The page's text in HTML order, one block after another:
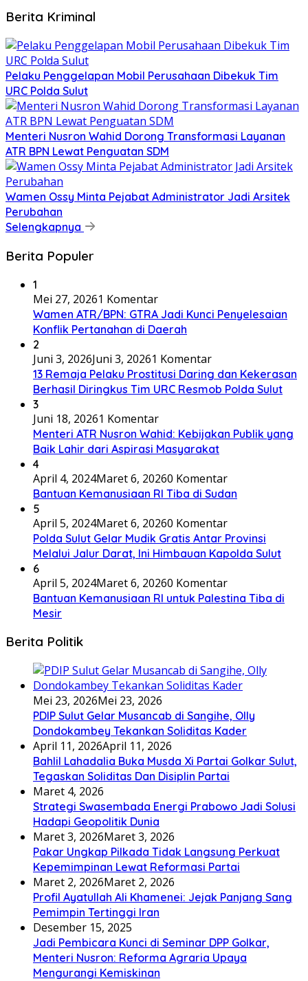
Berita Kriminal
​Pelaku Penggelapan Mobil Perusahaan Dibekuk Tim
URC Polda Sulut
​Menteri Nusron Wahid Dorong Transformasi Layanan
ATR BPN Lewat Penguatan SDM
Wamen Ossy Minta Pejabat Administrator Jadi Arsitek
Perubahan
Selengkapnya
Berita Populer
1
Mei 27, 20261 Komentar
Wamen ATR/BPN: GTRA Jadi Kunci Penyelesaian
Konflik Pertanahan di Daerah
2
Juni 3, 2026Juni 3, 20261 Komentar
13 Remaja Pelaku Prostitusi Daring dan Kekerasan
Berhasil Diringkus Tim URC Resmob Polda Sulut
3
Juni 18, 20261 Komentar
Menteri ATR Nusron Wahid: Kebijakan Publik yang
Baik Lahir dari Aspirasi Masyarakat
4
April 4, 2024Maret 6, 20260 Komentar
Bantuan Kemanusiaan RI Tiba di Sudan
5
April 5, 2024Maret 6, 20260 Komentar
Polda Sulut Gelar Mudik Gratis Antar Provinsi
Melalui Jalur Darat, Ini Himbauan Kapolda Sulut
6
April 5, 2024Maret 6, 20260 Komentar
Bantuan Kemanusiaan RI untuk Palestina Tiba di
Mesir
Berita Politik
Mei 23, 2026Mei 23, 2026
PDIP Sulut Gelar Musancab di Sangihe, Olly
Dondokambey Tekankan Soliditas Kader
April 11, 2026April 11, 2026
Bahlil Lahadalia Buka Musda Xi Partai Golkar Sulut,
Tegaskan Soliditas Dan Disiplin Partai
Maret 4, 2026
Strategi Swasembada Energi Prabowo Jadi Solusi
Hadapi Geopolitik Dunia
Maret 3, 2026Maret 3, 2026
Pakar Ungkap Pilkada Tidak Langsung Perkuat
Kepemimpinan Lewat Reformasi Partai
Maret 2, 2026Maret 2, 2026
Profil Ayatullah Ali Khamenei: Jejak Panjang Sang
Pemimpin Tertinggi Iran
Desember 15, 2025
Jadi Pembicara Kunci di Seminar DPP Golkar,
Menteri Nusron: Reforma Agraria Upaya
Mengurangi Kemiskinan